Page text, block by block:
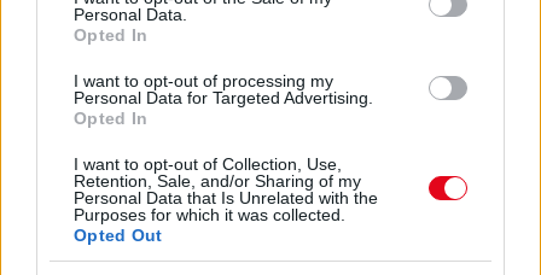
Personal Data.
Opted In
I want to opt-out of processing my
Personal Data for Targeted Advertising.
Opted In
I want to opt-out of Collection, Use,
Retention, Sale, and/or Sharing of my
Personal Data that Is Unrelated with the
Purposes for which it was collected.
Opted Out